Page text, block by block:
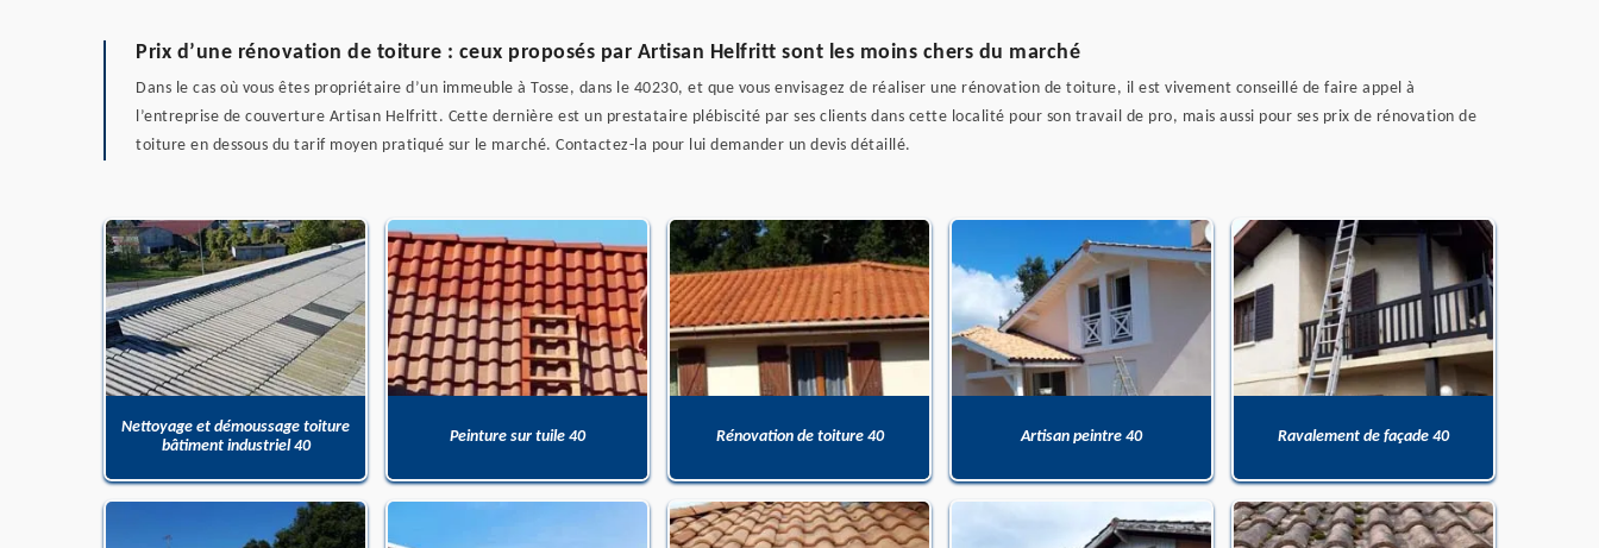
Prix d’une rénovation de toiture : ceux proposés par Artisan Helfritt sont les moins chers du marché
Dans le cas où vous êtes propriétaire d’un immeuble à Tosse, dans le 40230, et que vous envisagez de réaliser une rénovation de toiture, il est vivement conseillé de faire appel à
l’entreprise de couverture Artisan Helfritt. Cette dernière est un prestataire plébiscité par ses clients dans cette localité pour son travail de pro, mais aussi pour ses prix de rénovation de
toiture en dessous du tarif moyen pratiqué sur le marché. Contactez-la pour lui demander un devis détaillé.
Nettoyage et démoussage toiture
bâtiment industriel 40
Peinture sur tuile 40 Rénovation de toiture 40 Artisan peintre 40 Ravalement de façade 40